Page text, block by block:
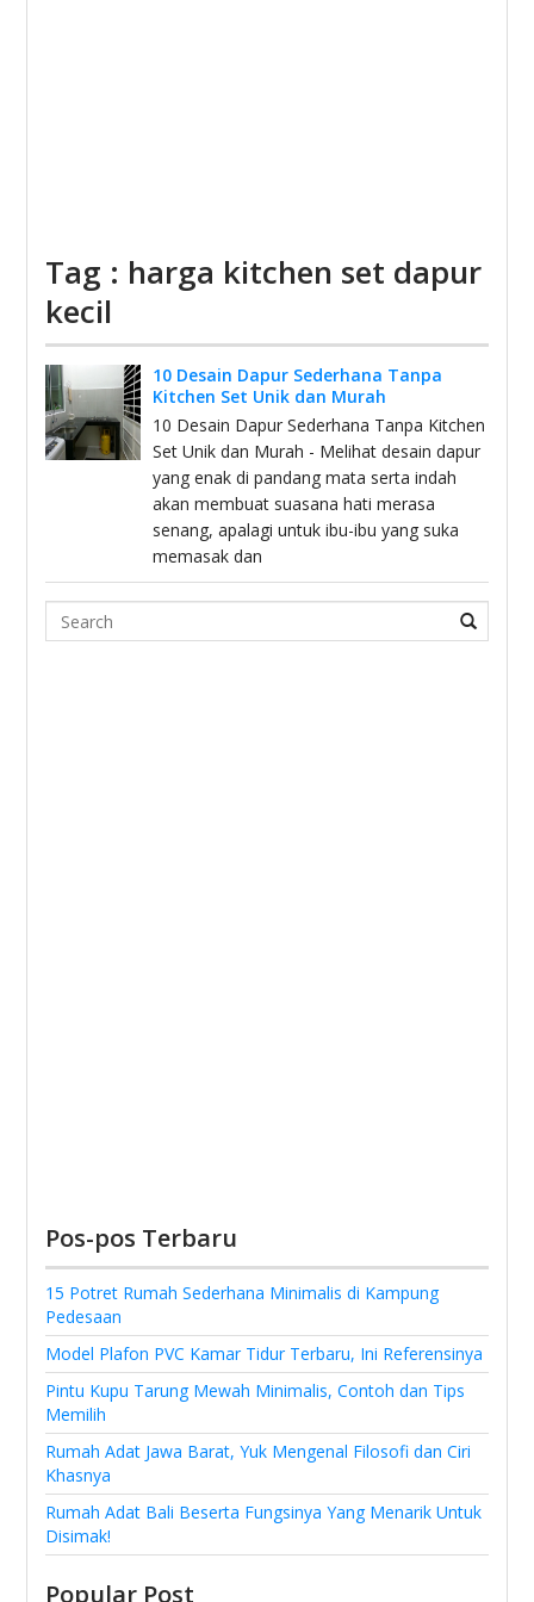
Tag : harga kitchen set dapur
kecil
10 Desain Dapur Sederhana Tanpa
Kitchen Set Unik dan Murah
10 Desain Dapur Sederhana Tanpa Kitchen
Set Unik dan Murah - Melihat desain dapur
yang enak di pandang mata serta indah
akan membuat suasana hati merasa
senang, apalagi untuk ibu-ibu yang suka
memasak dan
Search
Pos-pos Terbaru
15 Potret Rumah Sederhana Minimalis di Kampung
Pedesaan
Model Plafon PVC Kamar Tidur Terbaru, Ini Referensinya
Pintu Kupu Tarung Mewah Minimalis, Contoh dan Tips
Memilih
Rumah Adat Jawa Barat, Yuk Mengenal Filosofi dan Ciri
Khasnya
Rumah Adat Bali Beserta Fungsinya Yang Menarik Untuk
Disimak!
Popular Post